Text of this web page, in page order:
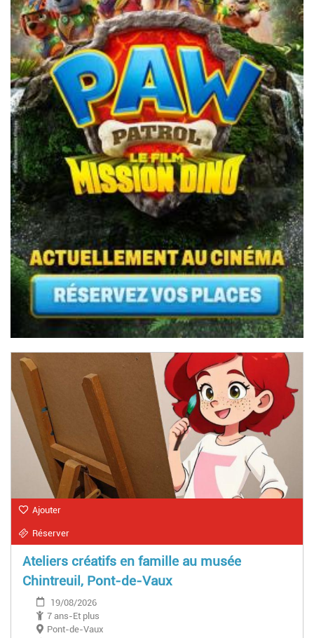
Ajouter
Réserver
Ateliers créatifs en famille au musée
Chintreuil, Pont-de-Vaux
19/08/2026
7 ans-Et plus
Pont-de-Vaux